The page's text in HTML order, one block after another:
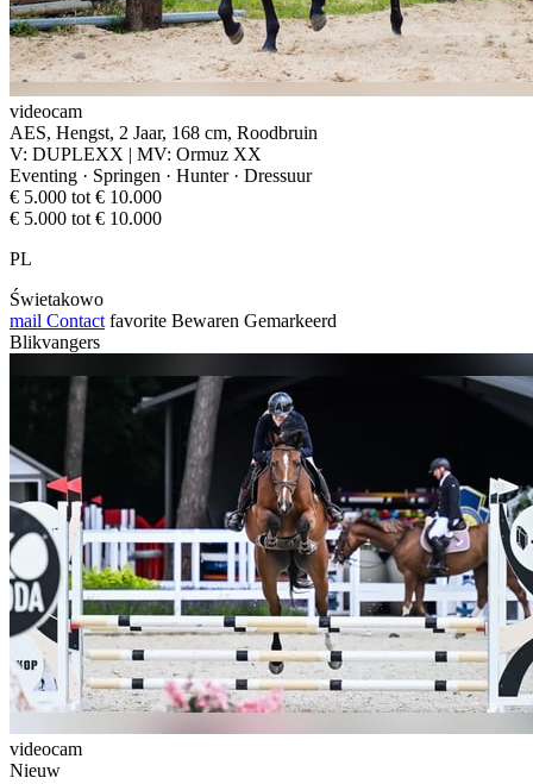
videocam
AES, Hengst, 2 Jaar, 168 cm, Roodbruin
V: DUPLEXX | MV: Ormuz XX
Eventing · Springen · Hunter · Dressuur
€ 5.000 tot € 10.000
€ 5.000 tot € 10.000
PL
Świetakowo
mail Contact favorite Bewaren Gemarkeerd
Blikvangers
videocam
Nieuw